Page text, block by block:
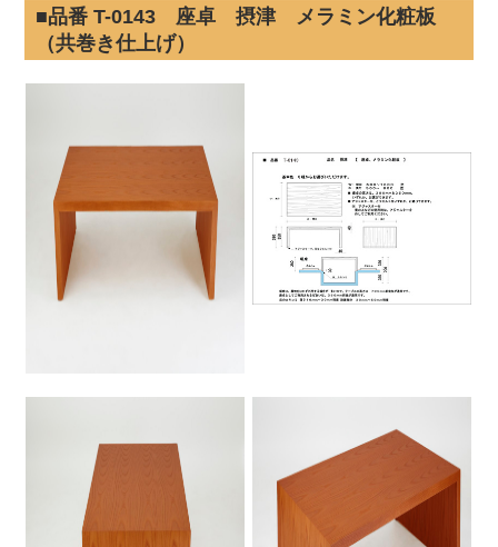
■品番 T-0143 座卓 摂津 メラミン化粧板
（共巻き仕上げ）